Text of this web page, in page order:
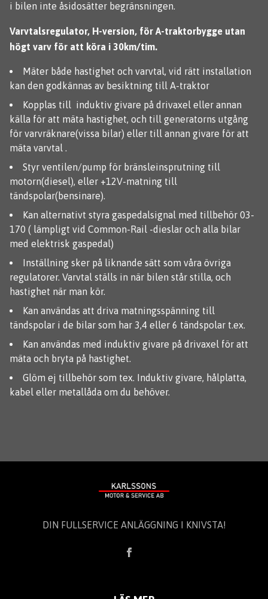
i bilen inte åsidosätter begränsningen.
Varvtalsregulator, H-version, för A-traktorbygge utan
högt varv för att köra i 30km/tim.
Mäter både hastighet och varvtal, vid rätt installation
kan den godkännas av besiktning till A-traktor
Kopplas till induktiv givare på drivaxel eller annan
källa för att mäta hastighet, och till generatorns utgång
för varvräknare(vissa bilar) eller till annan givare för att
mäta varvtal .
Styr ventilen/pump för bränsleinsprutning till
motorn(diesel), eller +12V-matning till
tändspolar(bensinare).
Kan alternativt styra gaspedalsignal med tillbehör 03-
170 ( lämpligt vid Common-Rail -dieslar och alla bilar
med elektrisk gaspedal)
Inställning sker på liknande sätt som våra övriga
regulatorer. Varvtal ställs in när bilen står stilla, och
hastighet när man kör.
Kan användas att driva matningsspänning till
tändspolar i de bilar som har 3,4 eller 6 tändspolar t.ex.
Kan användas med induktiv givare på drivaxel för att
mäta och bryta på hastighet.
Glöm ej tillbehör som tex. Induktiv givare, hålplatta,
kabel eller metallåda om du behöver.
DIN FULLSERVICE ANLÄGGNING I KNIVSTA!